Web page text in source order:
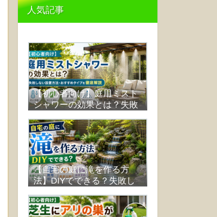
人気記事
【初心者向け】庭用ミスト
シャワーの効果とは？失敗
タイプを徹底解説
【自宅の庭に滝を作る方
法】DIYでできる？失敗し
較まで解説